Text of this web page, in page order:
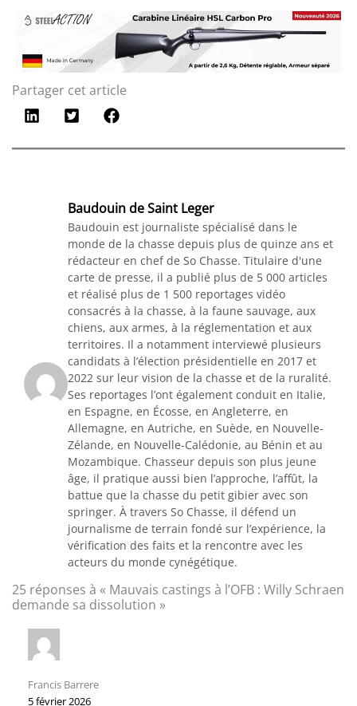
Partager cet article
Baudouin de Saint Leger
Baudouin est journaliste spécialisé dans le
monde de la chasse depuis plus de quinze ans et
rédacteur en chef de So Chasse. Titulaire d'une
carte de presse, il a publié plus de 5 000 articles
et réalisé plus de 1 500 reportages vidéo
consacrés à la chasse, à la faune sauvage, aux
chiens, aux armes, à la réglementation et aux
territoires. Il a notamment interviewé plusieurs
candidats à l’élection présidentielle en 2017 et
2022 sur leur vision de la chasse et de la ruralité.
Ses reportages l’ont également conduit en Italie,
en Espagne, en Écosse, en Angleterre, en
Allemagne, en Autriche, en Suède, en Nouvelle-
Zélande, en Nouvelle-Calédonie, au Bénin et au
Mozambique. Chasseur depuis son plus jeune
âge, il pratique aussi bien l’approche, l’affût, la
battue que la chasse du petit gibier avec son
springer. À travers So Chasse, il défend un
journalisme de terrain fondé sur l’expérience, la
vérification des faits et la rencontre avec les
acteurs du monde cynégétique.
25 réponses à « Mauvais castings à l’OFB : Willy Schraen
demande sa dissolution »
Francis Barrere
5 février 2026